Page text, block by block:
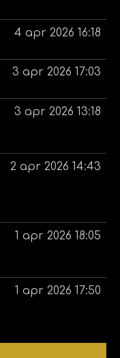
4 apr 2026 16:18
3 apr 2026 17:03
3 apr 2026 13:18
2 apr 2026 14:43
1 apr 2026 18:05
1 apr 2026 17:50